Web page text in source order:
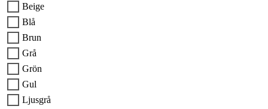
Beige
Blå
Brun
Grå
Grön
Gul
Ljusgrå